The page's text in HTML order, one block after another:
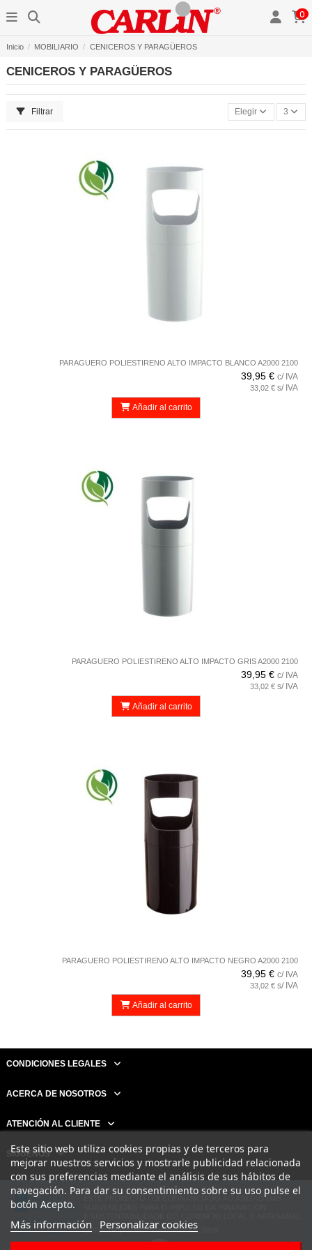
0
Inicio MOBILIARIO CENICEROS Y PARAGÜEROS
CENICEROS Y PARAGÜEROS
Filtrar Elegir 3
PARAGUERO POLIESTIRENO ALTO IMPACTO BLANCO A2000 2100
39,95 € c/ IVA
33,02 € s/ IVA
Añadir al carrito
PARAGUERO POLIESTIRENO ALTO IMPACTO GRIS A2000 2100
39,95 € c/ IVA
33,02 € s/ IVA
Añadir al carrito
PARAGUERO POLIESTIRENO ALTO IMPACTO NEGRO A2000 2100
39,95 € c/ IVA
33,02 € s/ IVA
Añadir al carrito
CONDICIONES LEGALES
ACERCA DE NOSOTROS
ATENCIÓN AL CLIENTE
Este sitio web utiliza cookies propias y de terceros para
mejorar nuestros servicios y mostrarle publicidad relacionada
con sus preferencias mediante el análisis de sus hábitos de
navegación. Para dar su consentimiento sobre su uso pulse el
botón Acepto.
Más información Personalizar cookies
SÍGUENOS